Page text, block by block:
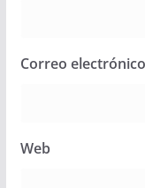
Correo electrónico
Web